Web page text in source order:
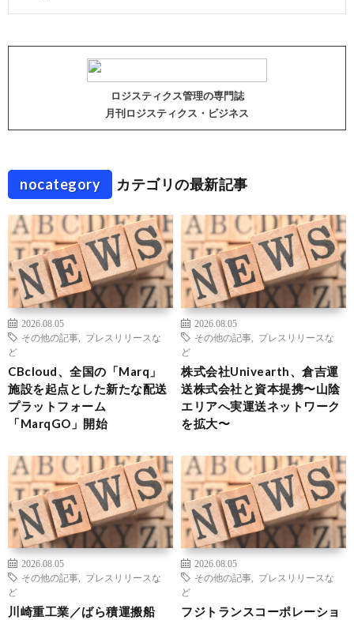
ロジスティクス管理の専門誌
月刊ロジスティクス・ビジネス
nocategory カテゴリの最新記事
2026.08.05
その他の記事
プレスリリースな
ど
CBcloud、全国の「Marq」
施設を起点とした新たな配送
プラットフォーム
「MarqGO」開始
2026.08.05
その他の記事
プレスリリースな
ど
株式会社Univearth、倉吉運
送株式会社と資本提携〜山陰
エリアへ実運送ネットワーク
を拡大〜
2026.08.05
その他の記事
プレスリリースな
ど
川崎重工業／ばら積運搬船
2026.08.05
その他の記事
プレスリリースな
ど
フジトランスコーポレーショ